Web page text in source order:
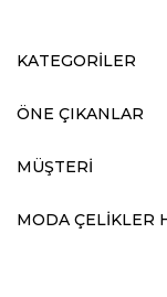
KATEGORİLER
ÖNE ÇIKANLAR
MÜŞTERİ
MODA ÇELİKLER